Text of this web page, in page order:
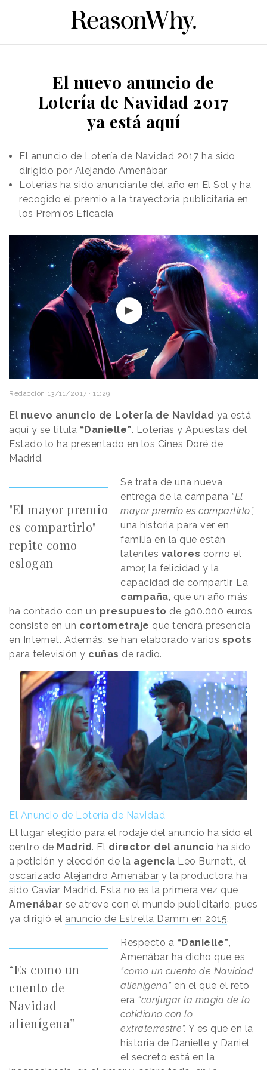
El nuevo anuncio de
Lotería de Navidad 2017
ya está aquí
El anuncio de Lotería de Navidad 2017 ha sido
dirigido por Alejando Amenábar
Loterías ha sido anunciante del año en El Sol y ha
recogido el premio a la trayectoria publicitaria en
los Premios Eficacia
Redacción 13/11/2017 · 11:29
El nuevo anuncio de Lotería de Navidad ya está
aquí y se titula “Danielle”. Loterías y Apuestas del
Estado lo ha presentado en los Cines Doré de
Madrid.
"El mayor premio
es compartirlo"
repite como
eslogan
Se trata de una nueva
entrega de la campaña “El
mayor premio es compartirlo”,
una historia para ver en
familia en la que están
latentes valores como el
amor, la felicidad y la
capacidad de compartir. La
campaña, que un año más
ha contado con un presupuesto de 900.000 euros,
consiste en un cortometraje que tendrá presencia
en Internet. Además, se han elaborado varios spots
para televisión y cuñas de radio.
El Anuncio de Lotería de Navidad
El lugar elegido para el rodaje del anuncio ha sido el
centro de Madrid. El director del anuncio ha sido,
a petición y elección de la agencia Leo Burnett, el
oscarizado Alejandro Amenábar y la productora ha
sido Caviar Madrid. Esta no es la primera vez que
Amenábar se atreve con el mundo publicitario, pues
ya dirigió el anuncio de Estrella Damm en 2015.
“Es como un
cuento de
Navidad
alienígena”
Respecto a “Danielle”
Amenábar ha dicho que es
“como un cuento de Navidad
alienígena”en el que el reto
era “conjugar la magia de lo
cotidiano con lo
extraterrestre”. Y es que en la
historia de Danielle y Daniel
el secreto está en la